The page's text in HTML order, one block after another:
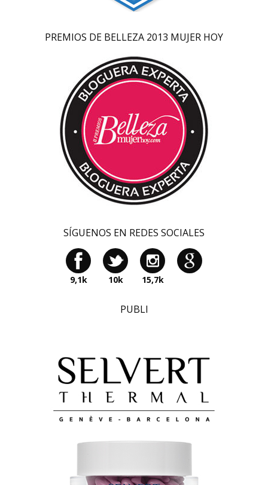
PREMIOS DE BELLEZA 2013 MUJER HOY
SÍGUENOS EN REDES SOCIALES
9,1k 10k 15,7k
PUBLI